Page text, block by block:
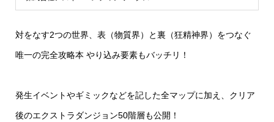
対をなす2つの世界、表（物質界）と裏（狂精神界）をつなぐ
唯一の完全攻略本 やり込み要素もバッチリ！
発生イベントやギミックなどを記した全マップに加え、クリア
後のエクストラダンジョン50階層も公開！